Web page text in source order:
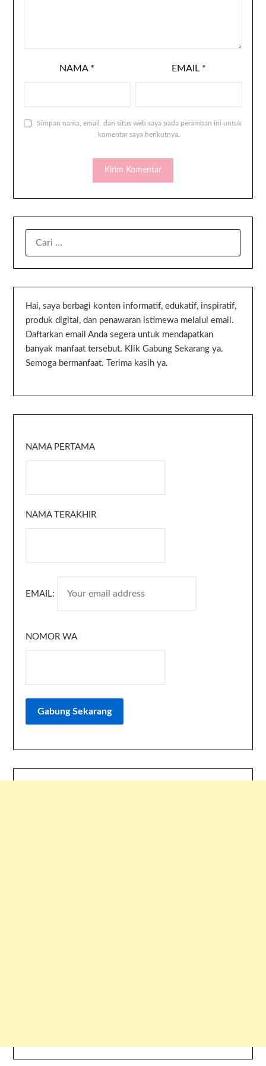
NAMA * EMAIL *
Simpan nama, email, dan situs web saya pada peramban ini untuk
komentar saya berikutnya.
Hai, saya berbagi konten informatif, edukatif, inspiratif,
produk digital, dan penawaran istimewa melalui email.
Daftarkan email Anda segera untuk mendapatkan
banyak manfaat tersebut. Klik Gabung Sekarang ya.
Semoga bermanfaat. Terima kasih ya.
NAMA PERTAMA
NAMA TERAKHIR
EMAIL:
NOMOR WA